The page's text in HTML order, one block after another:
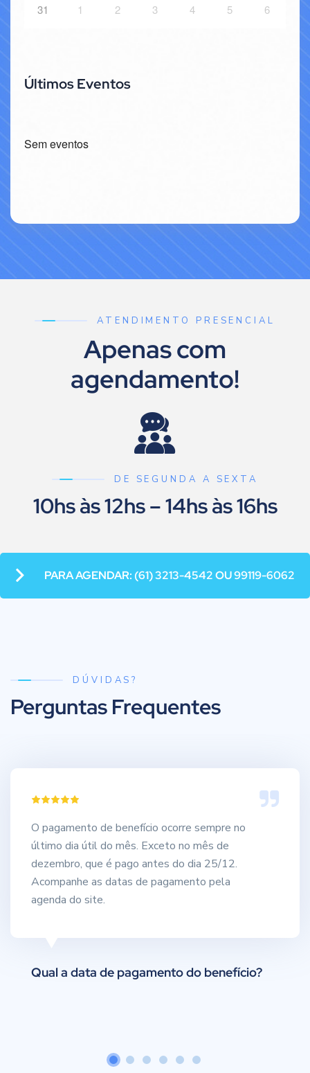
31 1 2 3 4 5 6
Últimos Eventos
Sem eventos
ATENDIMENTO PRESENCIAL
Apenas com
agendamento!
DE SEGUNDA A SEXTA
10hs às 12hs – 14hs às 16hs
PARA AGENDAR: (61) 3213-4542 OU 99119-6062
DÚVIDAS?
Perguntas Frequentes
O pagamento de benefício ocorre sempre no
último dia útil do mês. Exceto no mês de
dezembro, que é pago antes do dia 25/12.
Acompanhe as datas de pagamento pela
agenda do site.
Qual a data de pagamento do benefício?